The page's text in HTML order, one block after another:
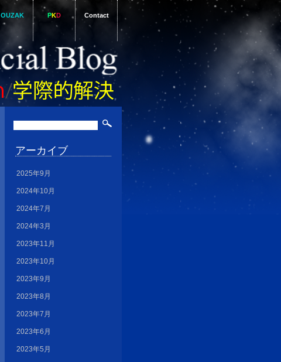
OUZAK PKD Contact
アーカイブ
2025年9月
2024年10月
2024年7月
2024年3月
2023年11月
2023年10月
2023年9月
2023年8月
2023年7月
2023年6月
2023年5月